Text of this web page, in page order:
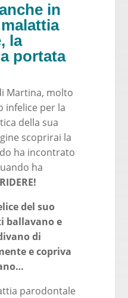
in
la
portata
Martina, molto
infelice per la
della sua
scoprirai la
ha incontrato
ha
del suo
ballavano e
di
e copriva
parodontale